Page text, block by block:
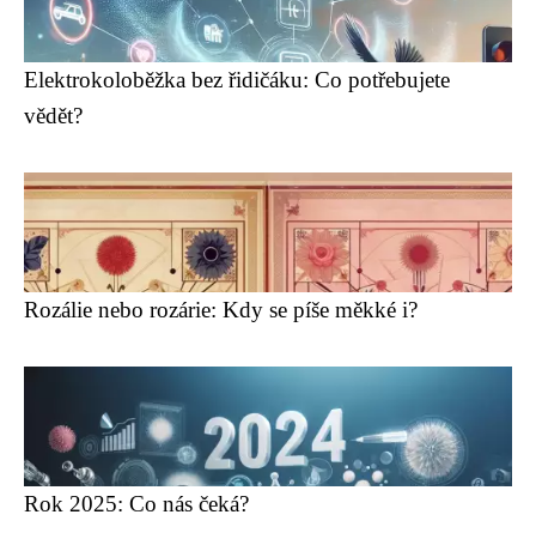
Elektrokoloběžka bez řidičáku: Co potřebujete
vědět?
Rozálie nebo rozárie: Kdy se píše měkké i?
Rok 2025: Co nás čeká?